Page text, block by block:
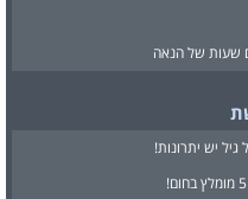
שעות של הנאה